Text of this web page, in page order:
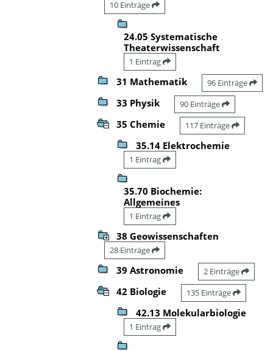
10 Einträge
24.05 Systematische
Theaterwissenschaft
1 Eintrag
31 Mathematik 96 Einträge
33 Physik 90 Einträge
35 Chemie 117 Einträge
35.14 Elektrochemie
1 Eintrag
35.70 Biochemie:
Allgemeines
1 Eintrag
38 Geowissenschaften
28 Einträge
39 Astronomie 2 Einträge
42 Biologie 135 Einträge
42.13 Molekularbiologie
1 Eintrag